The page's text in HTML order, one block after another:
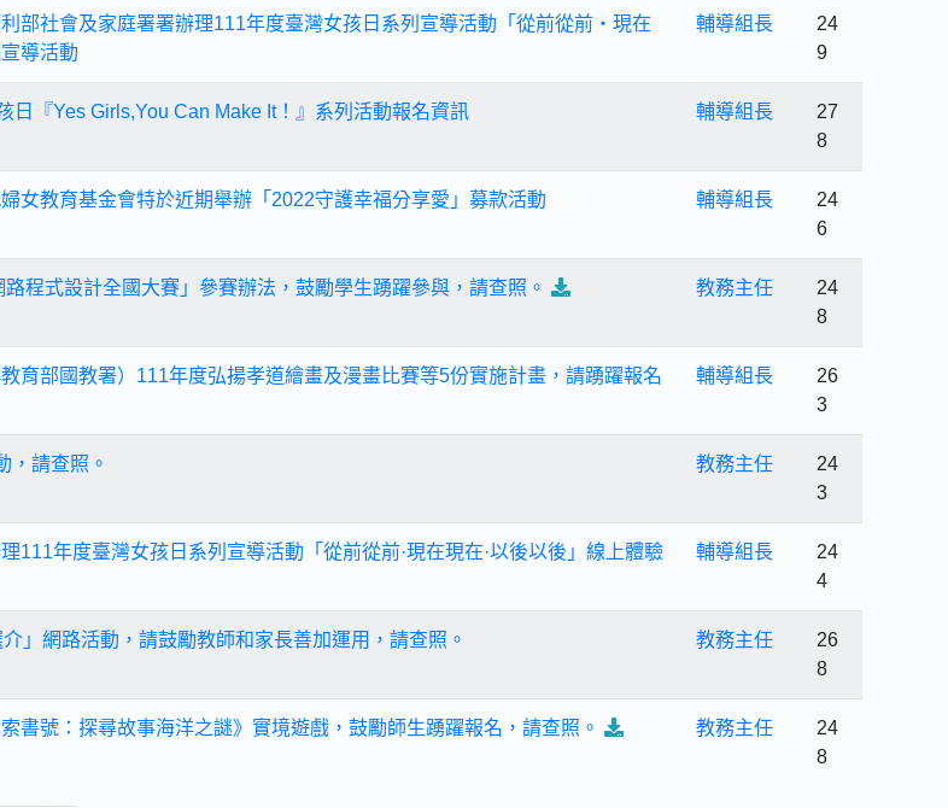
部社會及家庭署署辦理111年度臺灣女孩日系列宣導活動「從前從前・現在
導活動
輔導組長
24
9
日『Yes Girls,You Can Make It！』系列活動報名資訊 輔導組長
27
8
女教育基金會特於近期舉辦「2022守護幸福分享愛」募款活動 輔導組長
24
6
程式設計全國大賽」參賽辦法，鼓勵學生踴躍參與，請查照。 教務主任
24
8
育部國教署）111年度弘揚孝道繪畫及漫畫比賽等5份實施計畫，請踴躍報名 輔導組長
26
3
，請查照。 教務主任
24
3
111年度臺灣女孩日系列宣導活動「從前從前·現在現在·以後以後」線上體驗
輔導組長
24
4
」網路活動，請鼓勵教師和家長善加運用，請查照。 教務主任
26
8
書號：探尋故事海洋之謎》實境遊戲，鼓勵師生踴躍報名，請查照。 教務主任
24
8